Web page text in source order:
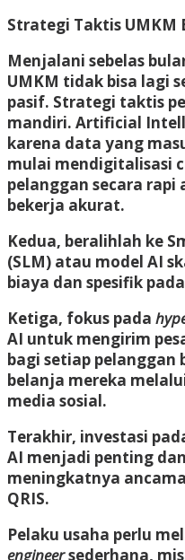
Strategi Taktis UMKM
Menjalani sebelas
UMKM tidak bisa lagi
pasif. Strategi taktis
mandiri. Artificial
karena data yang
mulai mendigitalisasi
pelanggan secara
bekerja akurat.
Kedua, beralihlah ke
(SLM) atau model AI
biaya dan spesifik
Ketiga, fokus pada
AI untuk mengirim
bagi setiap pelanggan
belanja mereka
media sosial.
Terakhir, investasi
AI menjadi penting
meningkatnya
QRIS.
Pelaku usaha perlu
engineersederhana,